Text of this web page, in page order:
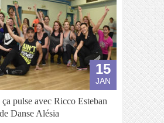
15
JAN
pulse avec Ricco Esteban
Danse Alésia